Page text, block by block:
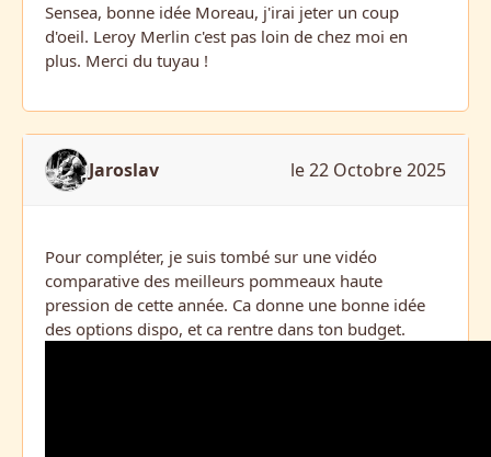
Sensea, bonne idée Moreau, j'irai jeter un coup
d'oeil. Leroy Merlin c'est pas loin de chez moi en
plus. Merci du tuyau !
Jaroslav le 22 Octobre 2025
Pour compléter, je suis tombé sur une vidéo
comparative des meilleurs pommeaux haute
pression de cette année. Ca donne une bonne idée
des options dispo, et ca rentre dans ton budget.